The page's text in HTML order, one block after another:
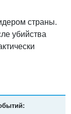
страны.
убийства